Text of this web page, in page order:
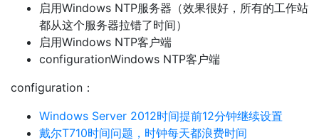
启用Windows NTP服务器（效果很好，所有的工作站
都从这个服务器拉错了时间）
启用Windows NTP客户端
configurationWindows NTP客户端
configuration：
Windows Server 2012时间提前12分钟继续设置
戴尔T710时间问题，时钟每天都浪费时间